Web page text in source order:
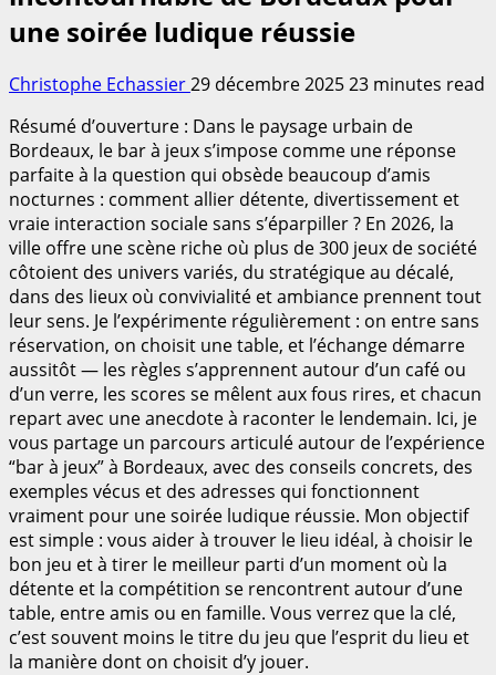
une soirée ludique réussie
Christophe Echassier29 décembre 202523 minutes read
Résumé d’ouverture : Dans le paysage urbain de
Bordeaux, le bar à jeux s’impose comme une réponse
parfaite à la question qui obsède beaucoup d’amis
nocturnes : comment allier détente, divertissement et
vraie interaction sociale sans s’éparpiller ? En 2026, la
ville offre une scène riche où plus de 300 jeux de société
côtoient des univers variés, du stratégique au décalé,
dans des lieux où convivialité et ambiance prennent tout
leur sens. Je l’expérimente régulièrement : on entre sans
réservation, on choisit une table, et l’échange démarre
aussitôt — les règles s’apprennent autour d’un café ou
d’un verre, les scores se mêlent aux fous rires, et chacun
repart avec une anecdote à raconter le lendemain. Ici, je
vous partage un parcours articulé autour de l’expérience
“bar à jeux” à Bordeaux, avec des conseils concrets, des
exemples vécus et des adresses qui fonctionnent
vraiment pour une soirée ludique réussie. Mon objectif
est simple : vous aider à trouver le lieu idéal, à choisir le
bon jeu et à tirer le meilleur parti d’un moment où la
détente et la compétition se rencontrent autour d’une
table, entre amis ou en famille. Vous verrez que la clé,
c’est souvent moins le titre du jeu que l’esprit du lieu et
la manière dont on choisit d’y jouer.